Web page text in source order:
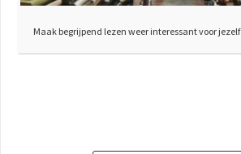
Maak begrijpend lezen weer interessant voor